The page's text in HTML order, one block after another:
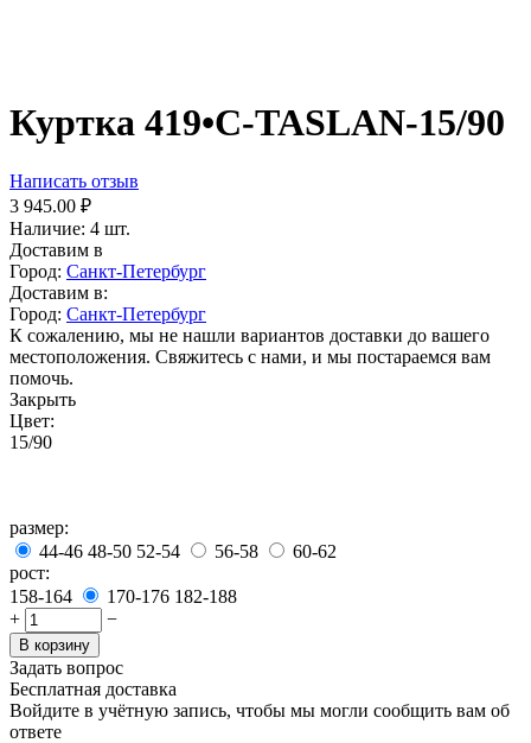
Куртка 419•C-TASLAN-15/90
Написать отзыв
3 945.00 ₽
Наличие: 4 шт.
Доставим в
Город: Санкт-Петербург
Доставим в:
Город: Санкт-Петербург
К сожалению, мы не нашли вариантов доставки до вашего
местоположения. Свяжитесь с нами, и мы постараемся вам
помочь.
Закрыть
Цвет:
15/90
размер:
44-46 48-50 52-54 56-58
60-62
рост:
158-164
170-176 182-188
+
−
В корзину
Задать вопрос
Бесплатная доставка
Войдите в учётную запись, чтобы мы могли сообщить вам об
ответе